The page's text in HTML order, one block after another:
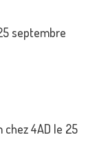
septembre
4AD le 25